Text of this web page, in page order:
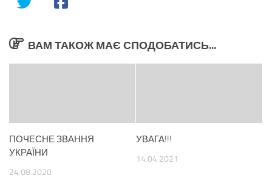
ВАМ ТАКОЖ МАЄ СПОДОБАТИСЬ...
ПОЧЕСНЕ ЗВАННЯ
УКРАЇНИ
24.08.2020
УВАГА!!!
14.04.2021